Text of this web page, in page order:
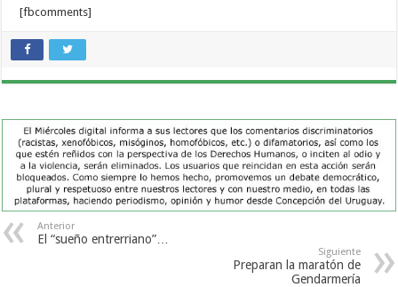
[fbcomments]
Anterior
El “sueño entrerriano”…
Siguiente
Preparan la maratón de
Gendarmería